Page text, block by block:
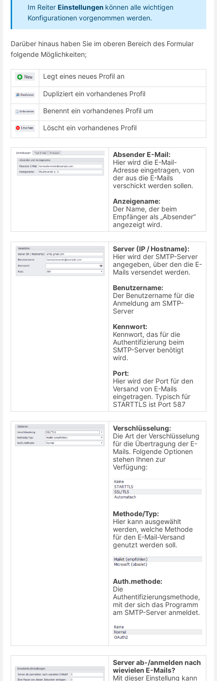
Im Reiter Einstellungen können alle wichtigen
Konfigurationen vorgenommen werden.
Darüber hinaus haben Sie im oberen Bereich des Formular
folgende Möglichkeiten;
Legt eines neues Profil an
Dupliziert ein vorhandenes Profil
Benennt ein vorhandenes Profil um
Löscht ein vorhandenes Profil
Absender E-Mail:
Hier wird die E-Mail-
Adresse eingetragen, von
der aus die E-Mails
verschickt werden sollen.
Anzeigename:
Der Name, der beim
Empfänger als „Absender“
angezeigt wird.
Server (IP / Hostname):
Hier wird der SMTP-Server
angegeben, über den die E-
Mails versendet werden.
Benutzername:
Der Benutzername für die
Anmeldung am SMTP-
Server
Kennwort:
Kennwort, das für die
Authentifizierung beim
SMTP-Server benötigt
wird.
Port:
Hier wird der Port für den
Versand von E-Mails
eingetragen. Typisch für
STARTTLS ist Port 587
Verschlüsselung:
Die Art der Verschlüsselung
für die Übertragung der E-
Mails. Folgende Optionen
stehen Ihnen zur
Verfügung:
Methode/Typ:
Hier kann ausgewählt
werden, welche Methode
für den E-Mail-Versand
genutzt werden soll.
Auth.methode:
Die
Authentifizierungsmethode,
mit der sich das Programm
am SMTP-Server anmeldet.
Server ab-/anmelden nach
wievielen E-Mails?
Mit dieser Einstellung kann